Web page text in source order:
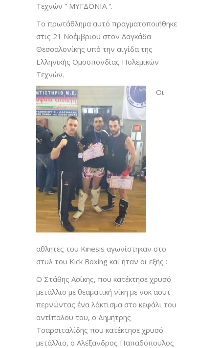
Τεχνών “ ΜΥΓΔΟΝΙΑ “.
Το πρωτάθλημα αυτό πραγματοποιήθηκε
στις 21 Νοέμβριου στον Λαγκάδα
Θεσσαλονίκης υπό την αιγίδα της
Ελληνικής Ομοσπονδίας Πολεμικών
Τεχνών.
Οι
αθλητές του Kinesis αγωνίστηκαν στο
στυλ του Kick Boxing και ήταν οι εξής :
Ο Στάθης Ασίκης, που κατέκτησε χρυσό
μετάλλιο με θεαματική νίκη με νοκ αουτ
περνώντας ένα λάκτισμα στο κεφάλι του
αντίπαλου του, ο Δημήτρης
Τσαρσιταλίδης που κατέκτησε χρυσό
μετάλλιο, ο Αλέξανδρος Παπαδόπουλος